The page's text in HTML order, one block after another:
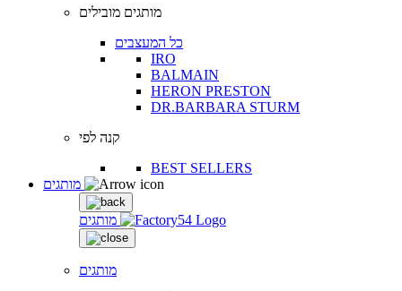
מותגים מובילים
כל המעצבים
IRO
BALMAIN
HERON PRESTON
DR.BARBARA STURM
קנה לפי
BEST SELLERS
מותגים
מותגים